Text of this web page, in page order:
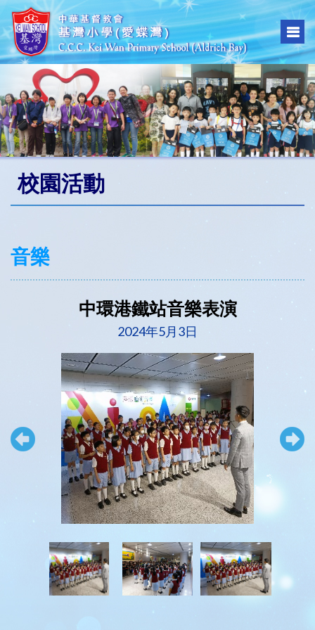
校園活動
音樂
中環港鐵站音樂表演
2024年5月3日